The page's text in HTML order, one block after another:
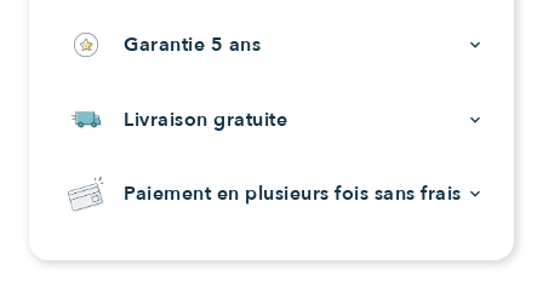
Garantie 5 ans keyboard_arrow_down
Livraison gratuite keyboard_arrow_down
Paiement en plusieurs fois sans frais keyboard_arrow_down